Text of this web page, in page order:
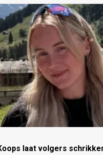
laat volgers